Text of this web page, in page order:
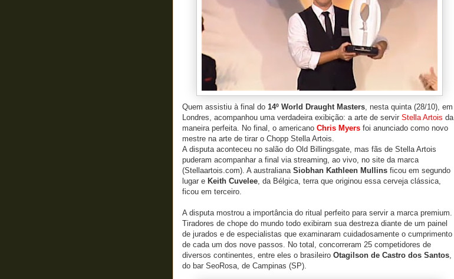
Quem assistiu à final do 14º World Draught Masters, nesta quinta (28/10), em
Londres, acompanhou uma verdadeira exibição: a arte de servir Stella Artois da
maneira perfeita. No final, o americano Chris Myers foi anunciado como novo
mestre na arte de tirar o Chopp Stella Artois.
A disputa aconteceu no salão do Old Billingsgate, mas fãs de Stella Artois
puderam acompanhar a final via streaming, ao vivo, no site da marca
(Stellaartois.com). A australianaSiobhan Kathleen Mullins ficou em segundo
lugar e Keith Cuvelee, da Bélgica, terra que originou essa cerveja clássica,
ficou em terceiro.
A disputa mostrou a importância do ritual perfeito para servir a marca premium.
Tiradores de chope do mundo todo exibiram sua destreza diante de um painel
de jurados e de especialistas que examinaram cuidadosamente o cumprimento
de cada um dos nove passos. No total, concorreram 25 competidores de
diversos continentes, entre eles o brasileiro Otagilson de Castro dos Santos,
do bar SeoRosa, de Campinas (SP).